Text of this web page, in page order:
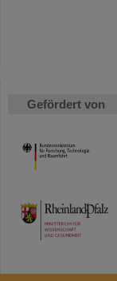
Gefördert von
HMWK
TMWWDG